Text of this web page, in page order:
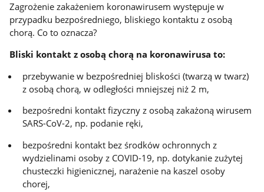
Zagrożenie zakażeniem koronawirusem występuje w
przypadku bezpośredniego, bliskiego kontaktu z osobą
chorą. Co to oznacza?
Bliski kontakt z osobą chorą na koronawirusa to:
przebywanie w bezpośredniej bliskości (twarzą w twarz)
z osobą chorą, w odległości mniejszej niż 2 m,
bezpośredni kontakt fizyczny z osobą zakażoną wirusem
SARS-CoV-2, np. podanie ręki,
bezpośredni kontakt bez środków ochronnych z
wydzielinami osoby z COVID-19, np. dotykanie zużytej
chusteczki higienicznej, narażenie na kaszel osoby
chorej,